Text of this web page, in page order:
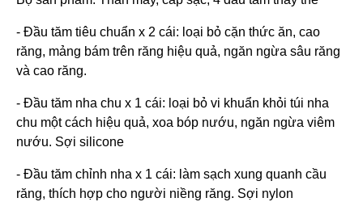
- Đầu tăm tiêu chuẩn x 2 cái: loại bỏ cặn thức ăn, cao
răng, mảng bám trên răng hiệu quả, ngăn ngừa sâu răng
và cao răng.
- Đầu tăm nha chu x 1 cái: loại bỏ vi khuẩn khỏi túi nha
chu một cách hiệu quả, xoa bóp nướu, ngăn ngừa viêm
nướu. Sợi silicone
- Đầu tăm chỉnh nha x 1 cái: làm sạch xung quanh cầu
răng, thích hợp cho người niềng răng. Sợi nylon